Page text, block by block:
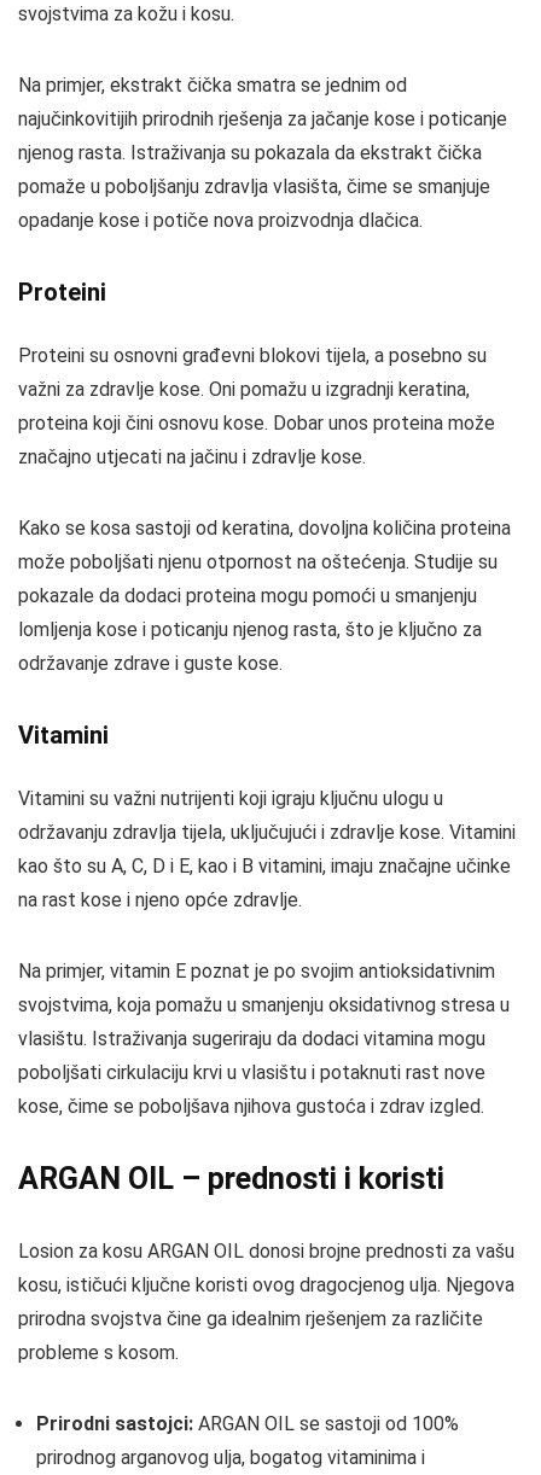
svojstvima za kožu i kosu.
Na primjer, ekstrakt čička smatra se jednim od
najučinkovitijih prirodnih rješenja za jačanje kose i poticanje
njenog rasta. Istraživanja su pokazala da ekstrakt čička
pomaže u poboljšanju zdravlja vlasišta, čime se smanjuje
opadanje kose i potiče nova proizvodnja dlačica.
Proteini
Proteini su osnovni građevni blokovi tijela, a posebno su
važni za zdravlje kose. Oni pomažu u izgradnji keratina,
proteina koji čini osnovu kose. Dobar unos proteina može
značajno utjecati na jačinu i zdravlje kose.
Kako se kosa sastoji od keratina, dovoljna količina proteina
može poboljšati njenu otpornost na oštećenja. Studije su
pokazale da dodaci proteina mogu pomoći u smanjenju
lomljenja kose i poticanju njenog rasta, što je ključno za
održavanje zdrave i guste kose.
Vitamini
Vitamini su važni nutrijenti koji igraju ključnu ulogu u
održavanju zdravlja tijela, uključujući i zdravlje kose. Vitamini
kao što su A, C, D i E, kao i B vitamini, imaju značajne učinke
na rast kose i njeno opće zdravlje.
Na primjer, vitamin E poznat je po svojim antioksidativnim
svojstvima, koja pomažu u smanjenju oksidativnog stresa u
vlasištu. Istraživanja sugeriraju da dodaci vitamina mogu
poboljšati cirkulaciju krvi u vlasištu i potaknuti rast nove
kose, čime se poboljšava njihova gustoća i zdrav izgled.
ARGAN OIL – prednosti i koristi
Losion za kosu ARGAN OIL donosi brojne prednosti za vašu
kosu, ističući ključne koristi ovog dragocjenog ulja. Njegova
prirodna svojstva čine ga idealnim rješenjem za različite
probleme s kosom.
Prirodni sastojci: ARGAN OIL se sastoji od 100%
prirodnog arganovog ulja, bogatog vitaminima i